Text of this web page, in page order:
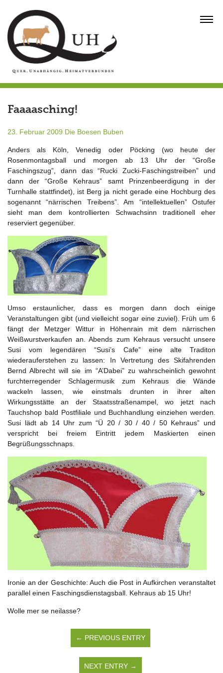
content
Faaaasching!
23. Februar 2009 Die Boesen Buben
Anders als Köln, Venedig oder Pöcking (wo heute der
Rosenmontagsball und morgen ab 13 Uhr der “Große
Faschingszug”, dann das “Rucki Zucki-Faschingstreiben” und
dann der “Große Kehraus” samt Prinzenbeerdigung in der
Turnhalle stattfindet), ist Berg ja nicht gerade eine Hochburg des
sogenannt “närrischen Treibens”. Am “intellektuellen” Ostufer
sieht man dem kontrollierten Schwachsinn traditionell eher
reserviert gegenüber.
Umso erstaunlicher, dass es morgen dann doch einige
Veranstaltungen gibt (und vielleicht sogar eine zuviel). Früh um 6
fängt der Metzger Wittur in Höhenrain mit dem närrischen
Weißwurstverkaufen an. Abends zum Kehraus versucht unsere
Susi vom legendären “Susi’s Cafe” eine alte Traditon
wiederauferstehen zu lassen: In Vertretung des Skifahrenden
Bernd Albrecht will sie im “A’Dabei” zu wahrscheinlich gewohnt
furchterregender Schlagermusik zum Kehraus die Wände
wackeln lassen, wie einstmals drunten in ihrer alten
Wirkungsstätte an der Staatsstraßenampel, wo jetzt nach
Tauchshop bald Postfiliale und Buchhandlung einziehen werden.
Susi lädt ab 14 Uhr zum “Ü 20 / 30 / 40 / 50 Kehraus” und
verspricht bei freiem Eintritt jedem Maskierten einen
Begrüßungsschnaps.
Ironie an der Geschichte: Auch die Post in Aufkirchen veranstaltet
parallel einen Faschingsdienstagsball. Kehraus ab 15 Uhr!
Wolle mer se neilasse?
← PREVIOUS ENTRY
NEXT ENTRY →